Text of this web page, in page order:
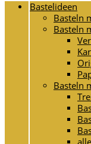
Bastelideen
Basteln
Basteln
Basteln